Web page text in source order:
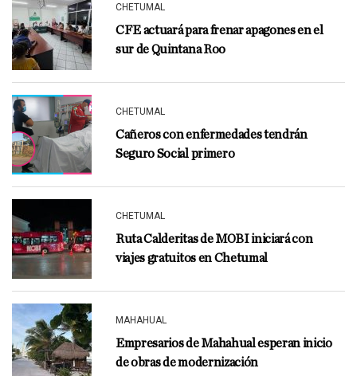
CHETUMAL
CFE actuará para frenar apagones en el
sur de Quintana Roo
CHETUMAL
Cañeros con enfermedades tendrán
Seguro Social primero
CHETUMAL
Ruta Calderitas de MOBI iniciará con
viajes gratuitos en Chetumal
MAHAHUAL
Empresarios de Mahahual esperan inicio
de obras de modernización